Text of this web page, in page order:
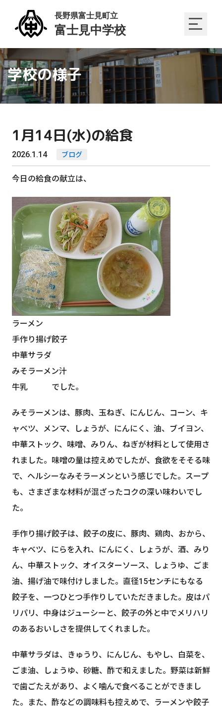
学校の様子
1月14日(水)の給食
2026.1.14 ブログ
今日の給食の献立は、
ラーメン
手作り揚げ餃子
中華サラダ
みそラーメン汁
牛乳 でした。
みそラーメンは、豚肉、玉ねぎ、にんじん、コーン、キ
ャベツ、メンマ、しょうが、にんにく、油、ブイヨン、
中華ストック、味噌、みりん、ねぎが材料として使用さ
れました。味噌の量は控えめでしたが、食欲をそそる味
で、ヘルシーなみそラーメンという感じでした。スープ
も、さまざまな材料が混ざったコクの深い味わいでし
た。
手作り揚げ餃子は、餃子の皮に、豚肉、鶏肉、おから、
キャベツ、にらを入れ、にんにく、しょうが、酒、みり
ん、中華ストック、オイスターソース、しょうゆ、ごま
油、揚げ油で味付けしました。直径15センチにもなる
餃子を、一つひとつ手作りしていただきました。皮はパ
リパリ、中身はジューシーと、餃子の外と中でメリハリ
のあるおいしさを提供してくれました。
中華サラダは、きゅうり、にんじん、もやし、白菜を、
ごま油、しょうゆ、砂糖、酢で和えました。野菜は新鮮
で歯ごたえがあり、よく噛んで食べることができまし
た。また、酢などの調味料も控えめで、ラーメンや餃子